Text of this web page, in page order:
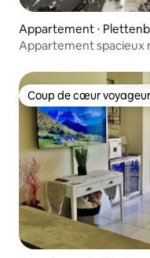
Appartement ⋅
Appartement spacieux
Coup de cœur
Coup de cœur